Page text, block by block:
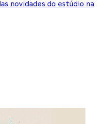
novidades do estúdio na